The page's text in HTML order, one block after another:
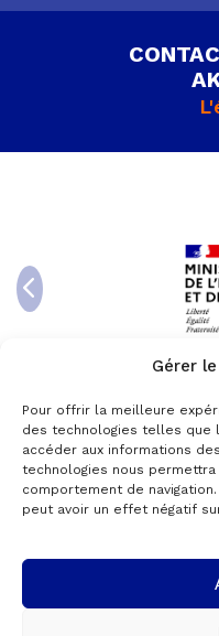
Gérer
Pour offrir la meilleure
des technologies telles que
accéder aux informations
technologies nous
comportement de
peut avoir un effet négatif
© 2024 Copyright